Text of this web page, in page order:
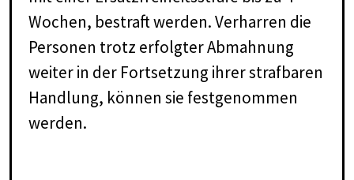
Wochen, bestraft werden. Verharren die
Personen trotz erfolgter Abmahnung
weiter in der Fortsetzung ihrer strafbaren
Handlung, können sie festgenommen
werden.